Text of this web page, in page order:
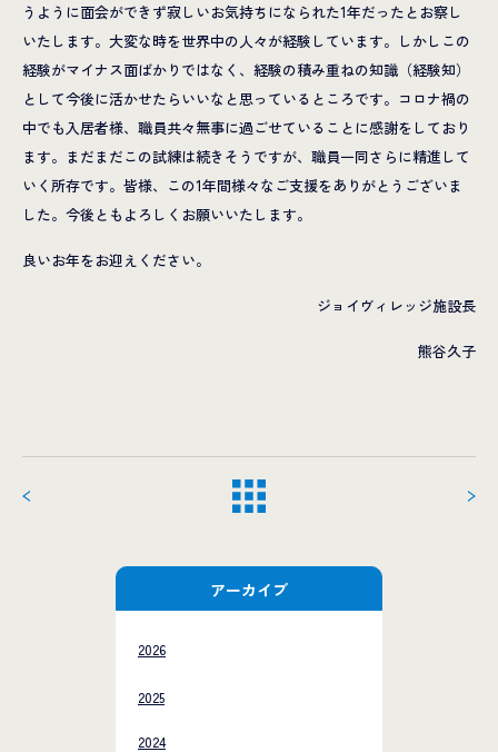
うように面会ができず寂しいお気持ちになられた1年だったとお察し
いたします。大変な時を世界中の人々が経験しています。しかしこの
経験がマイナス面ばかりではなく、経験の積み重ねの知識（経験知）
として今後に活かせたらいいなと思っているところです。コロナ禍の
中でも入居者様、職員共々無事に過ごせていることに感謝をしており
ます。まだまだこの試練は続きそうですが、職員一同さらに精進して
いく所存です。皆様、この1年間様々なご支援をありがとうございま
した。今後ともよろしくお願いいたします。
良いお年をお迎えください。
ジョイヴィレッジ施設長
熊谷久子
アーカイブ
2026
2025
2024